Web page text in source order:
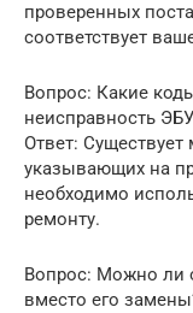
проверенных
соответствует
Вопрос: Какие
неисправность
Ответ:
указывающих на
необходимо
ремонту.
Вопрос: Можно ли
вместо его